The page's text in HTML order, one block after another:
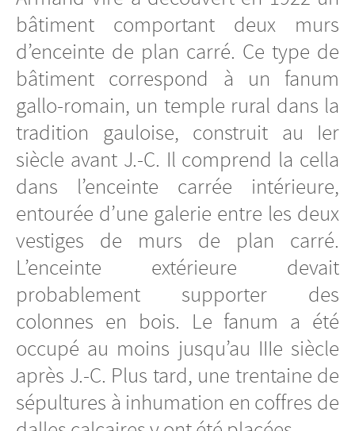
bâtiment comportant deux murs
d’enceinte de plan carré. Ce type de
bâtiment correspond à un fanum
gallo-romain, un temple rural dans la
tradition gauloise, construit au Ier
siècle avant J.-C. Il comprend la cella
dans l’enceinte carrée intérieure,
entourée d’une galerie entre les deux
vestiges de murs de plan carré.
L’enceinte extérieure devait
probablement supporter des
colonnes en bois. Le fanum a été
occupé au moins jusqu’au IIIe siècle
après J.-C. Plus tard, une trentaine de
sépultures à inhumation en coffres de